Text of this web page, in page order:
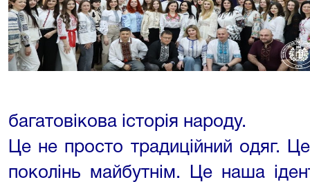
багатовікова історія народу.
Це не просто традиційний одяг.
поколінь майбутнім. Це наша